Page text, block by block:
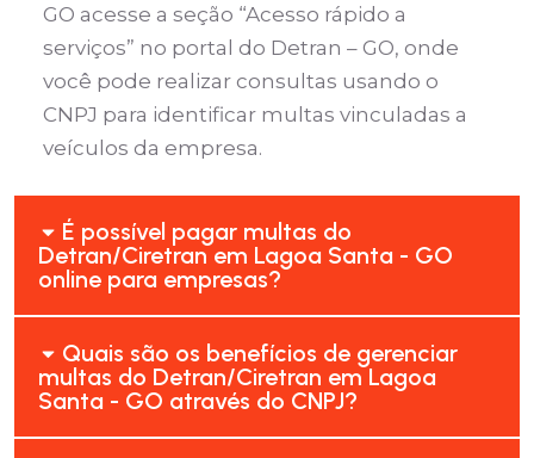
GO acesse a seção “Acesso rápido a
serviços” no portal do Detran – GO, onde
você pode realizar consultas usando o
CNPJ para identificar multas vinculadas a
veículos da empresa.
É possível pagar multas do
Detran/Ciretran em Lagoa Santa - GO
online para empresas?
Quais são os benefícios de gerenciar
multas do Detran/Ciretran em Lagoa
Santa - GO através do CNPJ?